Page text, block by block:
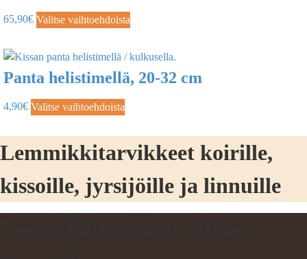
65,90€ Valitse vaihtoehdoista
Panta helistimellä, 20-32 cm
4,90€ Valitse vaihtoehdoista
Lemmikkitarvikkeet koirille,
kissoille, jyrsijöille ja linnuille